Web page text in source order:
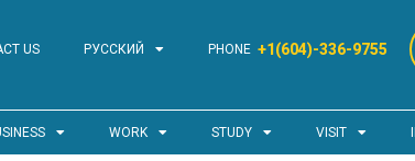
US РУССКИЙ PHONE +1(604)-336-9755
WORK STUDY VISIT